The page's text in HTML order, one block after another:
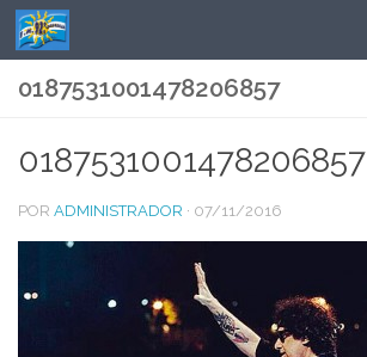
Saltar al contenido
0187531001478206857
0187531001478206857
POR ADMINISTRADOR · 07/11/2016